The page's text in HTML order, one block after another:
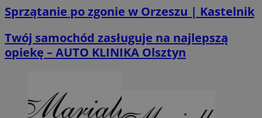
Sprzątanie po zgonie w Orzeszu | Kastelnik
Twój samochód zasługuje na najlepszą
opiekę – AUTO KLINIKA Olsztyn